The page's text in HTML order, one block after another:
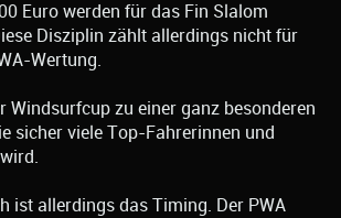
Euro werden für das Fin Slalom
Disziplin zählt allerdings nicht für
Wertung.
Windsurfcup zu einer ganz besonderen
sicher viele Top-Fahrerinnen und
ist allerdings das Timing. Der PWA